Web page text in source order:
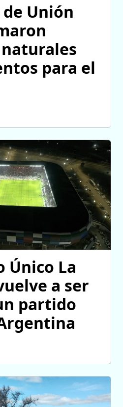
Unión
para el
Único La
a ser
partido